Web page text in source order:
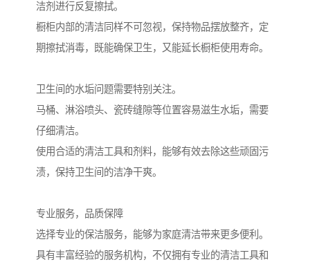
洁剂进行反复擦拭。
橱柜内部的清洁同样不可忽视，保持物品摆放整齐，定
期擦拭消毒，既能确保卫生，又能延长橱柜使用寿命。
卫生间的水垢问题需要特别关注。
马桶、淋浴喷头、瓷砖缝隙等位置容易滋生水垢，需要
仔细清洁。
使用合适的清洁工具和剂料，能够有效去除这些顽固污
渍，保持卫生间的洁净干爽。
专业服务，品质保障
选择专业的保洁服务，能够为家庭清洁带来更多便利。
具有丰富经验的服务机构，不仅拥有专业的清洁工具和